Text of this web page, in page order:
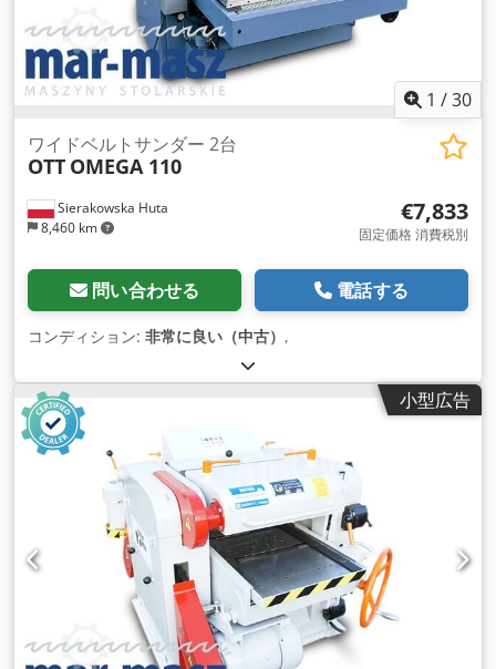
1 /30
Sierakowska Huta
8,460 km
ワイドベルトサンダー 2台
OTT OMEGA 110
€7,833
固定価格 消費税別
問い合わせる 電話する
コンディション: 非常に良い（中古） ,
小型広告